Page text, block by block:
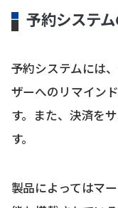
予約システ
予約システムには
ザーへのリマイン
す。また、決済を
す。
製品によってはマ